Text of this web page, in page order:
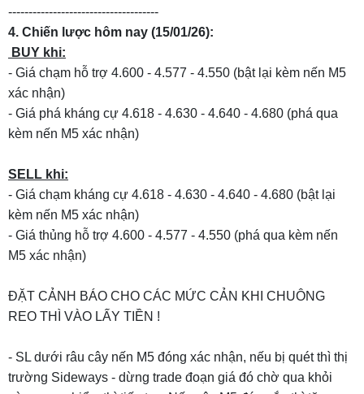
-------------------------------------
4. Chiến lược hôm nay (15/01/26):
BUY khi:
- Giá chạm hỗ trợ 4.600 - 4.577 - 4.550 (bật lại kèm nến M5
xác nhận)
- Giá phá kháng cự 4.618 - 4.630 - 4.640 - 4.680 (phá qua
kèm nến M5 xác nhận)
SELL khi:
- Giá chạm kháng cự 4.618 - 4.630 - 4.640 - 4.680 (bật lại
kèm nến M5 xác nhận)
- Giá thủng hỗ trợ 4.600 - 4.577 - 4.550 (phá qua kèm nến
M5 xác nhận)
ĐẶT CẢNH BÁO CHO CÁC MỨC CẢN KHI CHUÔNG
REO THÌ VÀO LẤY TIỀN !
- SL dưới râu cây nến M5 đóng xác nhận, nếu bị quét thì thị
trường Sideways - dừng trade đoạn giá đó chờ qua khỏi